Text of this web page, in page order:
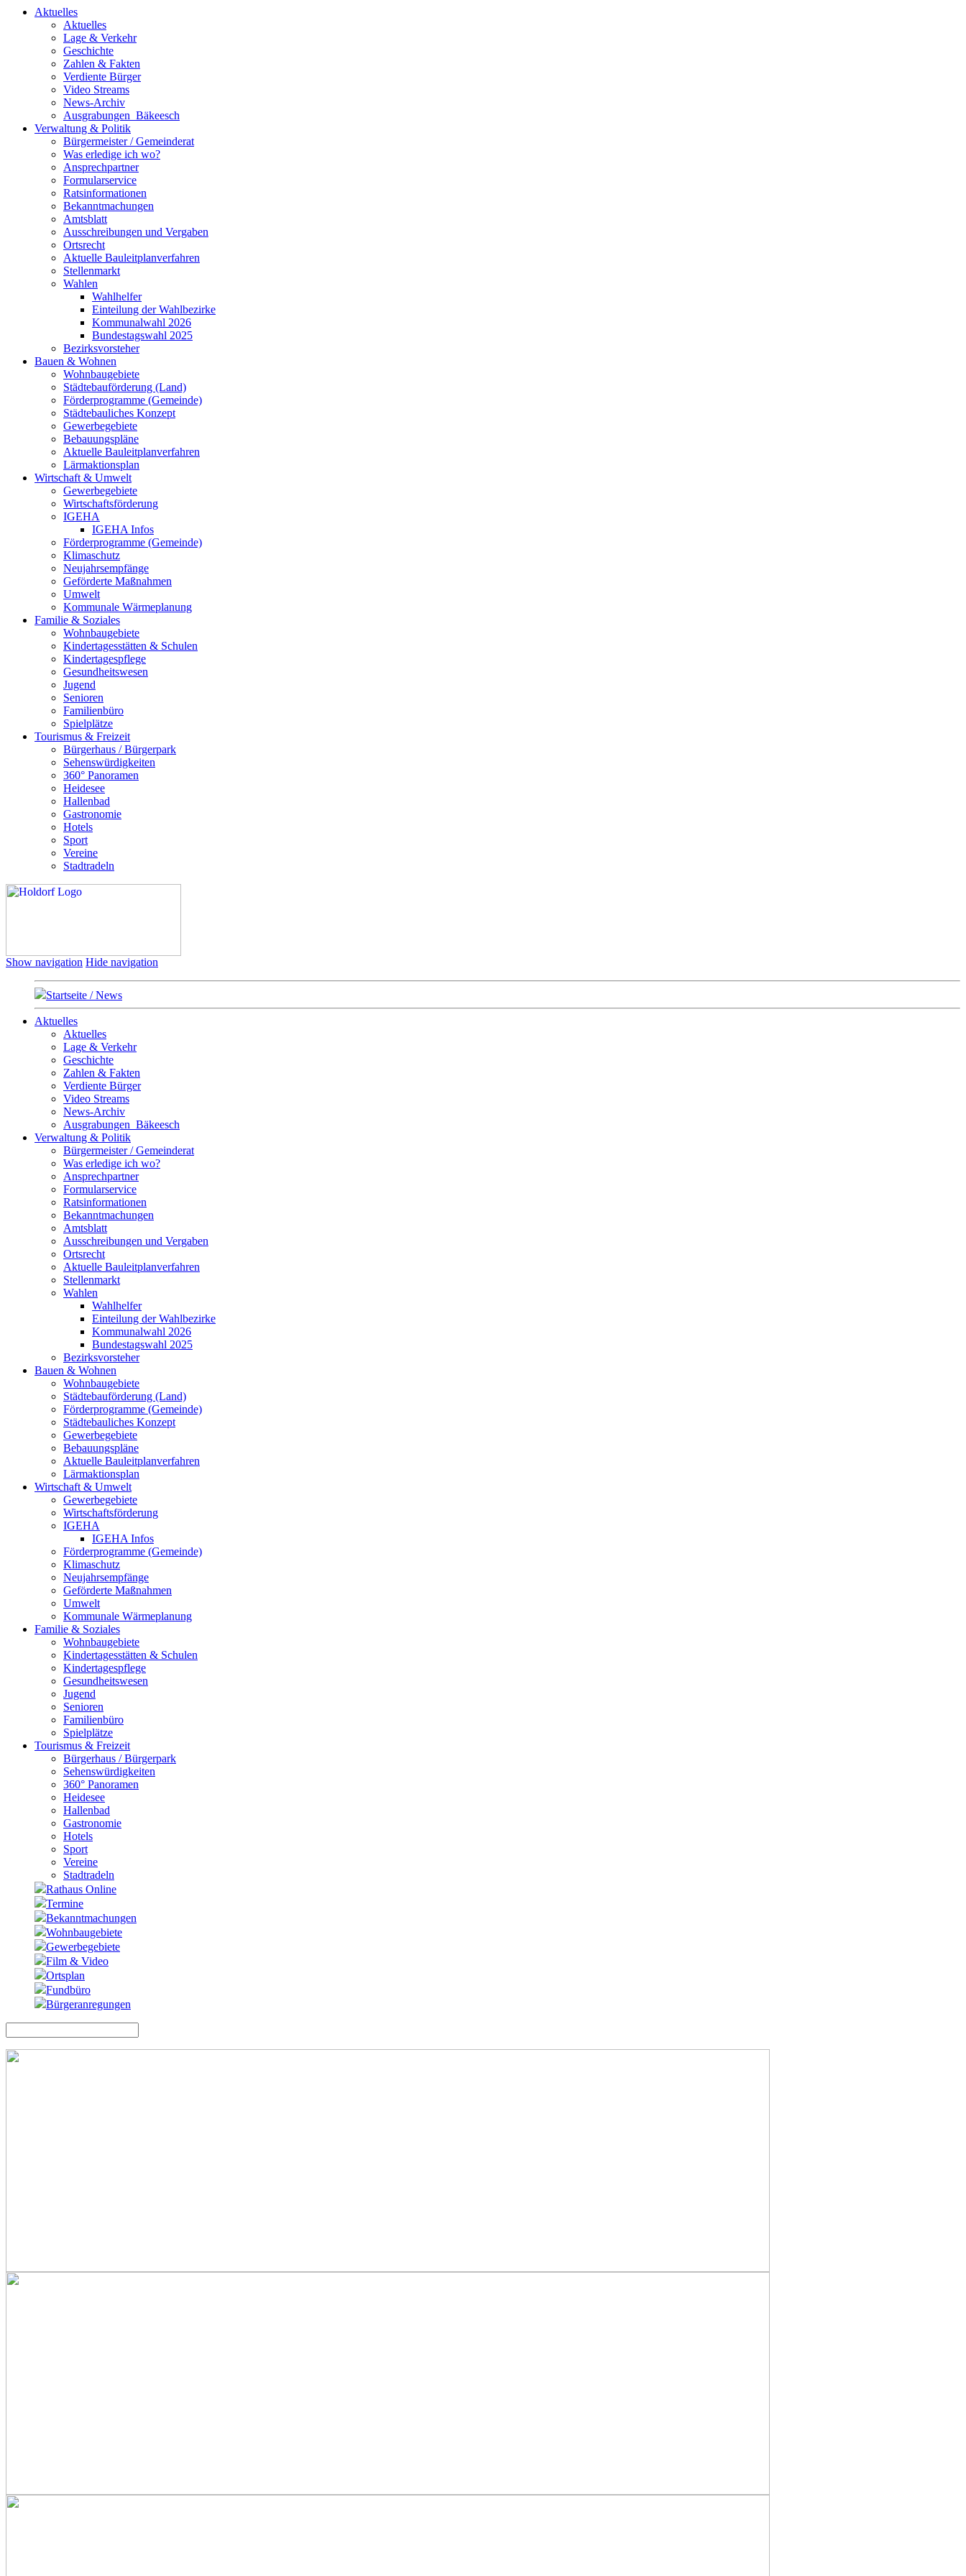
Aktuelles
Aktuelles
Lage & Verkehr
Geschichte
Zahlen & Fakten
Verdiente Bürger
Video Streams
News-Archiv
Ausgrabungen_Bäkeesch
Verwaltung & Politik
Bürgermeister / Gemeinderat
Was erledige ich wo?
Ansprechpartner
Formularservice
Ratsinformationen
Bekanntmachungen
Amtsblatt
Ausschreibungen und Vergaben
Ortsrecht
Aktuelle Bauleitplanverfahren
Stellenmarkt
Wahlen
Wahlhelfer
Einteilung der Wahlbezirke
Kommunalwahl 2026
Bundestagswahl 2025
Bezirksvorsteher
Bauen & Wohnen
Wohnbaugebiete
Städtebauförderung (Land)
Förderprogramme (Gemeinde)
Städtebauliches Konzept
Gewerbegebiete
Bebauungspläne
Aktuelle Bauleitplanverfahren
Lärmaktionsplan
Wirtschaft & Umwelt
Gewerbegebiete
Wirtschaftsförderung
IGEHA
IGEHA Infos
Förderprogramme (Gemeinde)
Klimaschutz
Neujahrsempfänge
Geförderte Maßnahmen
Umwelt
Kommunale Wärmeplanung
Familie & Soziales
Wohnbaugebiete
Kindertagesstätten & Schulen
Kindertagespflege
Gesundheitswesen
Jugend
Senioren
Familienbüro
Spielplätze
Tourismus & Freizeit
Bürgerhaus / Bürgerpark
Sehenswürdigkeiten
360° Panoramen
Heidesee
Hallenbad
Gastronomie
Hotels
Sport
Vereine
Stadtradeln
Show navigation Hide navigation
Startseite / News
Aktuelles
Aktuelles
Lage & Verkehr
Geschichte
Zahlen & Fakten
Verdiente Bürger
Video Streams
News-Archiv
Ausgrabungen_Bäkeesch
Verwaltung & Politik
Bürgermeister / Gemeinderat
Was erledige ich wo?
Ansprechpartner
Formularservice
Ratsinformationen
Bekanntmachungen
Amtsblatt
Ausschreibungen und Vergaben
Ortsrecht
Aktuelle Bauleitplanverfahren
Stellenmarkt
Wahlen
Wahlhelfer
Einteilung der Wahlbezirke
Kommunalwahl 2026
Bundestagswahl 2025
Bezirksvorsteher
Bauen & Wohnen
Wohnbaugebiete
Städtebauförderung (Land)
Förderprogramme (Gemeinde)
Städtebauliches Konzept
Gewerbegebiete
Bebauungspläne
Aktuelle Bauleitplanverfahren
Lärmaktionsplan
Wirtschaft & Umwelt
Gewerbegebiete
Wirtschaftsförderung
IGEHA
IGEHA Infos
Förderprogramme (Gemeinde)
Klimaschutz
Neujahrsempfänge
Geförderte Maßnahmen
Umwelt
Kommunale Wärmeplanung
Familie & Soziales
Wohnbaugebiete
Kindertagesstätten & Schulen
Kindertagespflege
Gesundheitswesen
Jugend
Senioren
Familienbüro
Spielplätze
Tourismus & Freizeit
Bürgerhaus / Bürgerpark
Sehenswürdigkeiten
360° Panoramen
Heidesee
Hallenbad
Gastronomie
Hotels
Sport
Vereine
Stadtradeln
Rathaus Online
Termine
Bekanntmachungen
Wohnbaugebiete
Gewerbegebiete
Film & Video
Ortsplan
Fundbüro
Bürgeranregungen